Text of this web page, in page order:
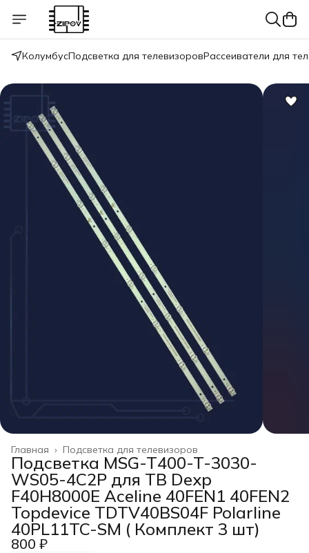
КолумбусПодсветка для телевизоровРассеиватели для
Подсветка для телевизоров
Главная ›
Подсветка MSG-T400-T-3030-
WS05-4C2P для ТВ Dexp
F40H8000E Aceline 40FEN1 40FЕN2
Topdevice TDTV40BS04F Polarline
40PL11TC-SM ( Комплект 3 шт)
800 ₽